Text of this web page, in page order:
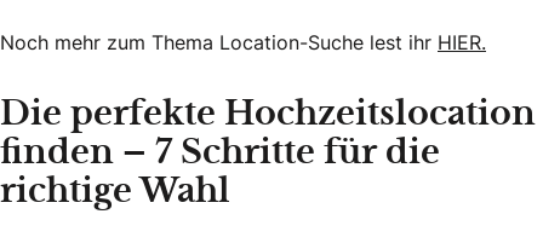
Noch mehr zum Thema Location-Suche lest ihr HIER.
Die perfekte Hochzeitslocation
finden – 7 Schritte für die
richtige Wahl